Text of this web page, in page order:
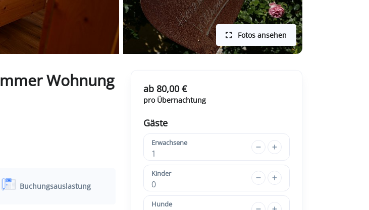
Fotos ansehen
Wohnung
Buchungsauslastung
ab 80,00 €
pro Übernachtung
Gäste
Erwachsene
1
Kinder
0
Hunde